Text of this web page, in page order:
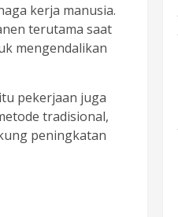
kerja manusia.
terutama saat
mengendalikan
pekerjaan juga
tradisional,
peningkatan